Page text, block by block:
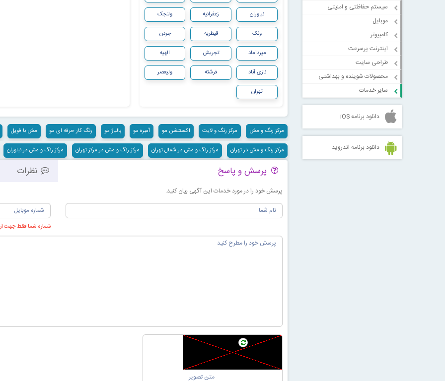
سیستم حفاظتی و امنیتی
موبایل
کامپیوتر
اینترنت پرسرعت
طراحی سایت
محصولات شوینده و بهداشتی
سایر خدمات
دانلود برنامه iOS
دانلود برنامه اندروید
🔹بافت مو تخصصی:
بافتمو آفرو
بافتمو جامبو
بافتمو هلندی با مو اضافه
بافتمو آفریقایی با مو اضافه
بافتمو ژورنالی
اکستنشن لیزری مو
نیاوران زعفرانیه ولنجک
ونک قیطریه جردن
میرداماد تجریش الهیه
نازی آباد فرشته ولیعصر
تهران
مرکز رنگ و مش مرکز رنگ و لایت اکستنشن مو آمبره مو بالیاژ مو رنگ کار حرفه ای مو مش با فویل
مرکز رنگ و مش در تهران مرکز رنگ و مش در شمال تهران مرکز رنگ و مش در مرکز تهران مرکز رنگ و مش در نیاوران
پرسش و پاسخ نظرات
پرسش خود را در مورد خدمات این آگهی بیان کنید.
شماره شما فقط جهت